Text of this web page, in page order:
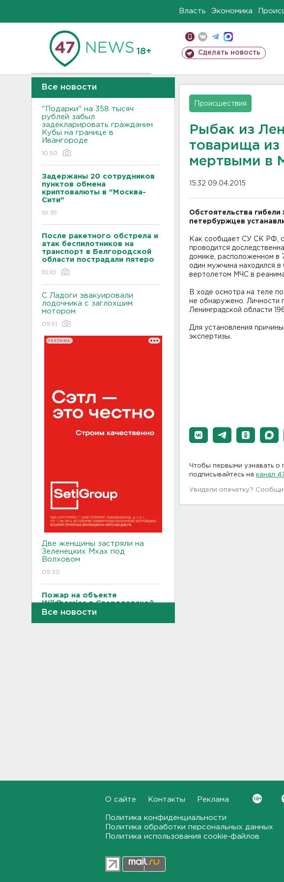
Власть Экономика
18+ Сделать новость
Все новости
"Подарки" на 358 тысяч
рублей забыл
задекларировать гражданин
Кубы на границе в
Ивангороде
10:50
Задержаны 20 сотрудников
пунктов обмена
криптовалюты в "Москва-
Сити"
10:35
После ракетного обстрела и
атак беспилотников на
транспорт в Белгородской
области пострадали пятеро
10:10
С Ладоги эвакуировали
лодочника с заглохшим
мотором
09:51
РЕКЛАМА
Две женщины застряли на
Зеленецких Мхах под
Волховом
09:30
Пожар на объекте
Wildberries в Свердловской
области локализован -
пострадавшие
Объект Wildberries
загорелся в Екатеринбурге
От панической атаки до
сердца. На что указывает пот
Все новости
Происшествия
Рыбак из
товарища из
мертвыми в
15:32 09.04.2015
Обстоятельства гибели
петербуржцев
Как сообщает СУ СК РФ,
проводится
домике, расположенном в
один мужчина находился в
вертолетом МЧС в
В ходе осмотра на теле
не обнаружено. Личности
Ленинградской области
Для установления
экспертизы.
Чтобы первыми узнавать о
подписывайтесь на канал
Увидели опечатку?
О сайте Контакты Реклама
Политика конфиденциальности
Политика обработки персональных данных
Политика использования cookie-файлов